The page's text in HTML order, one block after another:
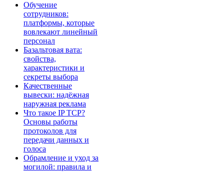
Обучение
сотрудников:
платформы, которые
вовлекают линейный
персонал
Базальтовая вата:
свойства,
характеристики и
секреты выбора
Качественные
вывески: надёжная
наружная реклама
Что такое IP TCP?
Основы работы
протоколов для
передачи данных и
голоса
Обрамление и уход за
могилой: правила и